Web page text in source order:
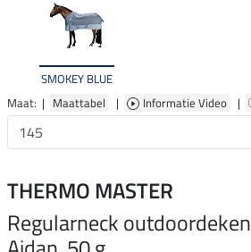
SMOKEY BLUE
Maat: | Maattabel | Informatie Video |
THERMO MASTER
Regularneck outdoordeken